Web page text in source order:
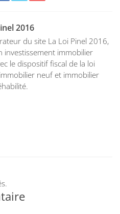
2016
du site La Loi Pinel 2016,
investissement immobilier
le dispositif fiscal de la loi
neuf et immobilier